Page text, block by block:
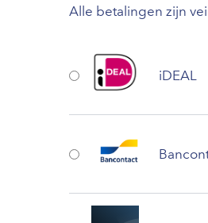
Alle betalingen zijn
iDEAL